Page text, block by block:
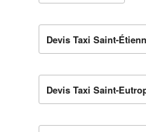
Devis Taxi Saint-
Devis Taxi Saint-